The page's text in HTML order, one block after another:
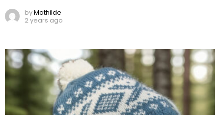
byMathilde
2 years ago